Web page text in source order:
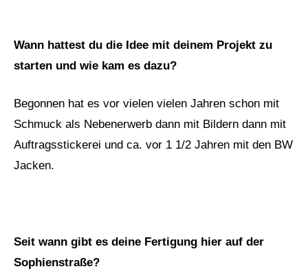
Wann hattest du die Idee mit deinem Projekt zu
starten und wie kam es dazu?
Begonnen hat es vor vielen vielen Jahren schon mit
Schmuck als Nebenerwerb dann mit Bildern dann mit
Auftragsstickerei und ca. vor 1 1/2 Jahren mit den BW
Jacken.
Seit wann gibt es deine Fertigung hier auf der
Sophienstraße?